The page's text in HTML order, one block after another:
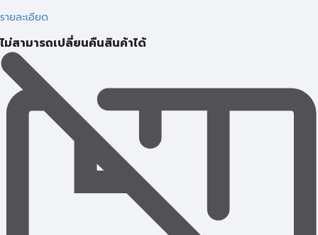
รายละเอียด
ไม่สามารถเปลี่ยนคืนสินค้าได้